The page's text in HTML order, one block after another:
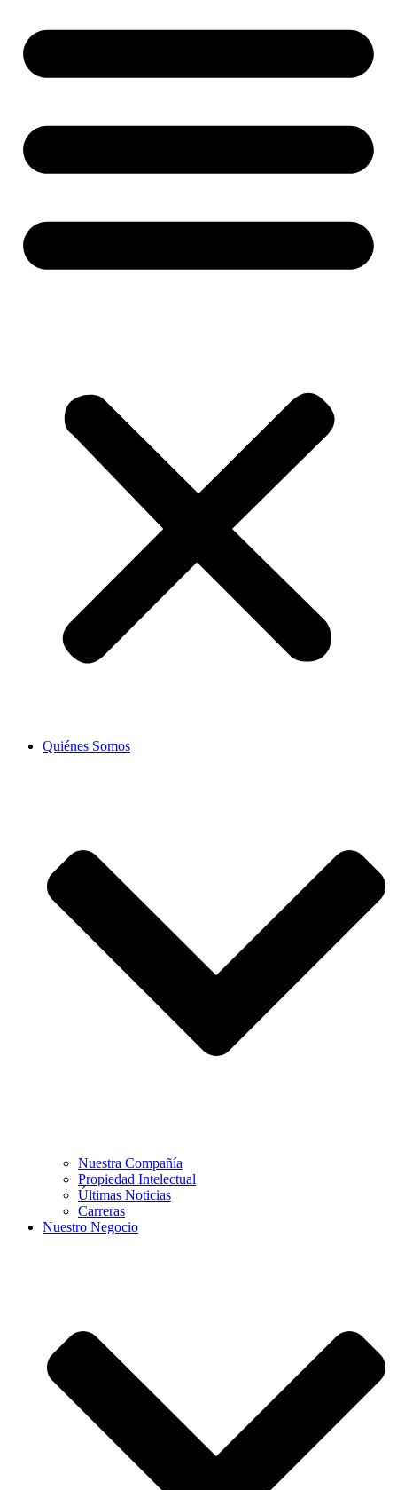
Quiénes Somos
Nuestra Compañía
Propiedad Intelectual
Últimas Noticias
Carreras
Nuestro Negocio